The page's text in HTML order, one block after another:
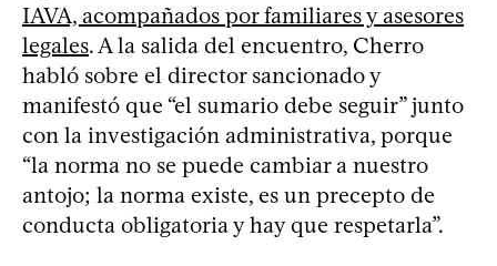
IAVA, acompañados por familiares y asesores
legales. A la salida del encuentro, Cherro
habló sobre el director sancionado y
manifestó que “el sumario debe seguir” junto
con la investigación administrativa, porque
“la norma no se puede cambiar a nuestro
antojo; la norma existe, es un precepto de
conducta obligatoria y hay que respetarla”.